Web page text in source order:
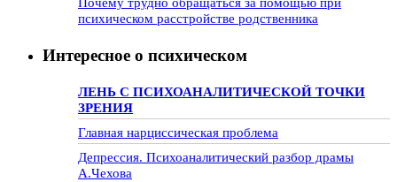
психическом расстройстве родственника
Интересное о психическом
ЛЕНЬ С ПСИХОАНАЛИТИЧЕСКОЙ ТОЧКИ
ЗРЕНИЯ
Главная нарциссическая проблема
Депрессия. Психоаналитический разбор драмы
А.Чехова